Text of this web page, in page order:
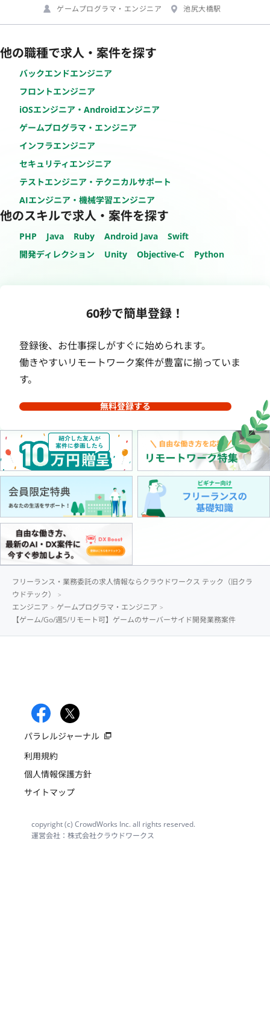
ゲームプログラマ・エンジニア
池尻大橋駅
他の職種で求人・案件を探す
バックエンドエンジニア
フロントエンジニア
iOSエンジニア・Androidエンジニア
ゲームプログラマ・エンジニア
インフラエンジニア
セキュリティエンジニア
テストエンジニア・テクニカルサポート
AIエンジニア・機械学習エンジニア
他のスキルで求人・案件を探す
PHP Java Ruby Android Java
Swift
開発ディレクション
Unity Objective-C Python
60秒で簡単登録！
登録後、お仕事探しがすぐに始められます。
働きやすいリモートワーク案件が豊富に揃っていま
す。
無料登録する
フリーランス・業務委託の求人情報ならクラウドワークス テック（旧クラ
ウドテック）
エンジニア
ゲームプログラマ・エンジニア
【ゲーム/Go/週5/リモート可】ゲームのサーバーサイド開発業務案件
パラレルジャーナル
利用規約
個人情報保護方針
サイトマップ
copyright (c) CrowdWorks Inc. all rights reserved.
運営会社：株式会社クラウドワークス